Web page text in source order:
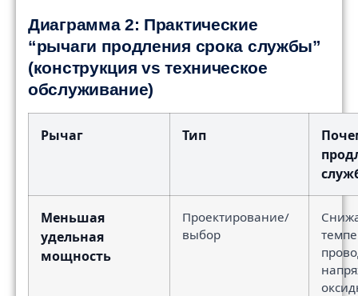
Диаграмма 2: Практические
“рычаги продления срока службы”
(конструкция vs техническое
обслуживание)
Рычаг Тип
Меньшая
удельная
мощность
Проектирование/
выбор